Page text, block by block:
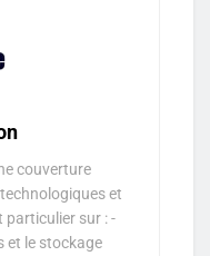
couverture
et
particulier sur : -
et le stockage